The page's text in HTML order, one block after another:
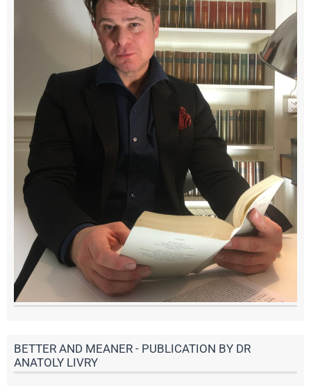
BETTER AND MEANER - PUBLICATION BY DR
ANATOLY LIVRY